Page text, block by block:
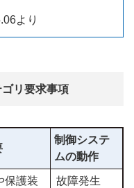
より
リ要求事項
制御システ
ムの動作
保護装
故障発生